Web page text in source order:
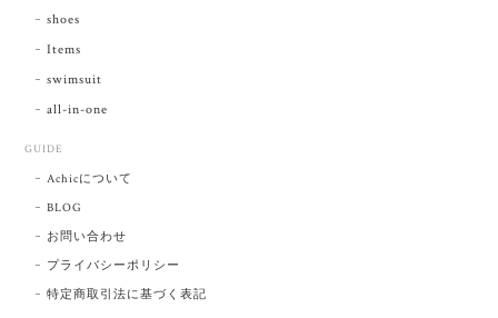
shoes
Items
swimsuit
all-in-one
GUIDE
Achicについて
BLOG
お問い合わせ
プライバシーポリシー
特定商取引法に基づく表記